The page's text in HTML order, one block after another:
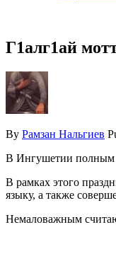
Г1алг1ай
By Рамзан Нальгиев
В Ингушетии полным
В рамках этого
языку, а также
Немаловажным